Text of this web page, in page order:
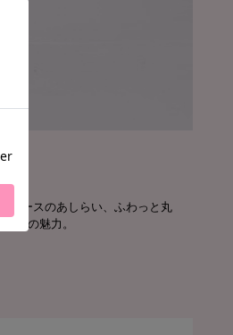
レースのあしらい、ふわっと丸
女の魅力。